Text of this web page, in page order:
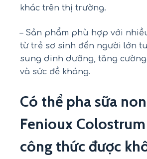
khác trên thị trường.
– Sản phẩm phù hợp với
từ trẻ sơ sinh đến người lớn
sung dinh dưỡng, tăng
và sức đề kháng.
Có thể pha sữa
Fenioux
công thức được